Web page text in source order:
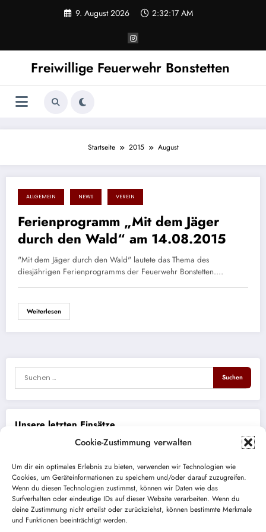
Cookie-Zustimmung verwalten
Um dir ein optimales Erlebnis zu bieten, verwenden wir Technologien wie
Cookies, um Geräteinformationen zu speichern und/oder darauf zuzugreifen.
Wenn du diesen Technologien zustimmst, können wir Daten wie das
Surfverhalten oder eindeutige IDs auf dieser Website verarbeiten. Wenn du
deine Zustimmung nicht erteilst oder zurückziehst, können bestimmte Merkmale
und Funktionen beeinträchtigt werden.
9. August 2026 2:32:17 AM
Freiwillige Feuerwehr Bonstetten
Startseite 2015 August
16. August 2015
ALLGEMEIN NEWS VEREIN
Ferienprogramm „Mit dem Jäger
durch den Wald“ am 14.08.2015
"Mit dem Jäger durch den Wald" lautete das Thema des
diesjährigen Ferienprogramms der Feuerwehr Bonstetten.…
Weiterlesen
Unsere letzten Einsätze
Brand PKW
ABC auslaufender Kraftstoff